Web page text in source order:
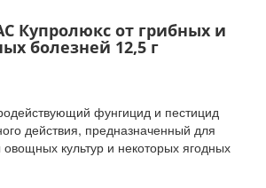
Купролюкс от грибных и
болезней 12,5 г
фунгицид и пестицид
действия, предназначенный для
культур и некоторых ягодных